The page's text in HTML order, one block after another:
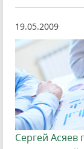
19.05.2009
Сергей Асяев